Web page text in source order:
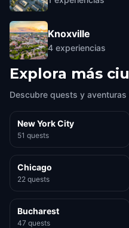
Knoxville
4 experiencias
Explora más
Descubre quests y
New York City
51 quests
Chicago
22 quests
Bucharest
47 quests